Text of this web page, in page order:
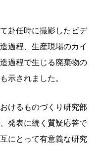
赴任時に撮影したビデ
過程、生産現場のカイ
過程で生じる廃棄物の
示されました。
けるものづくり研究部
発表に続く質疑応答で
にとって有意義な研究